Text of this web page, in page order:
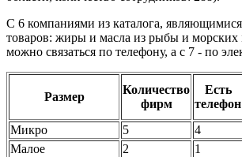
С 6 компаниями из каталога,
товаров: жиры и масла из рыбы и
можно связаться по телефону, а с 7 - по
Размер
Количество
фирм
Есть
телефон
Микро
5 4
Малое
2 1